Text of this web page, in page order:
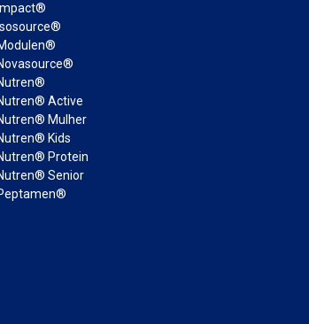
Impact®
Isosource®
Active
Mulher
Kids
Protein
Senior